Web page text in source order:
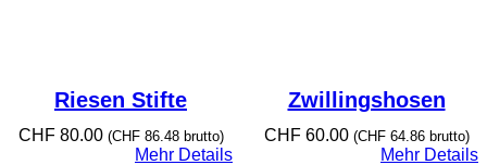
Riesen Stifte
CHF80.00 (CHF86.48brutto)
Mehr Details
Zwillingshosen
CHF60.00 (CHF64.86brutto)
Mehr Details